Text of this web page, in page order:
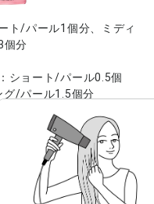
ト/パール1個分、ミディ
個分
ショート/パール0.5個
グ/パール1.5個分